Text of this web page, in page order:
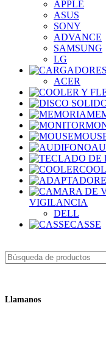
APPLE
ASUS
SONY
ADVANCE
SAMSUNG
LG
ACER
VIGILANCIA
DELL
CASSE
Llamanos